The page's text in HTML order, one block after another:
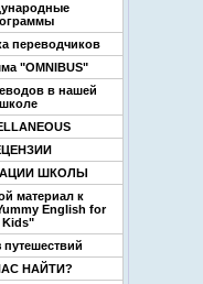
переводчиков
"OMNIBUS"
в нашей
школе
ШКОЛЫ
материал к
English for
Kids"
путешествий
НАЙТИ?